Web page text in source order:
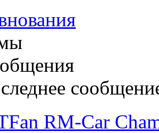
RM-Car